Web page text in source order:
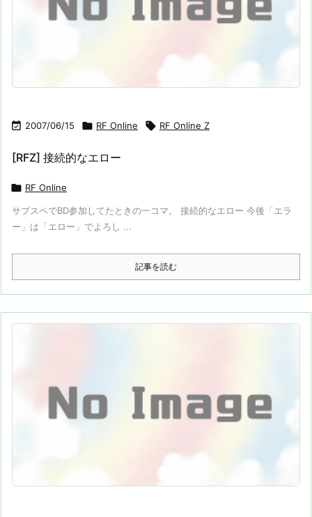
 2007/06/15  RF Online  RF Online Z
[RFZ] 接続的なエロー
 RF Online
サブスペでBD参加してたときの一コマ。 接続的なエロー 今後「エラ
ー」は「エロー」でよろし ...
記事を読む